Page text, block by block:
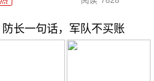
长一句话，军队不买账